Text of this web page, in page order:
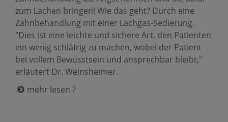
zum Lachen bringen! Wie das geht? Durch eine
Zahnbehandlung mit einer Lachgas-Sedierung.
"Dies ist eine leichte und sichere Art, den Patienten
ein wenig schläfrig zu machen, wobei der Patient
bei vollem Bewusstsein und ansprechbar bleibt,"
erläutert Dr. Weinsheimer.
mehr lesen ?